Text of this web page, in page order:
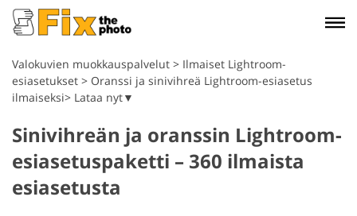
Valokuvien muokkauspalvelut > Ilmaiset Lightroom-
esiasetukset > Oranssi ja sinivihreä Lightroom-esiasetus
ilmaiseksi> Lataa nyt▼
Sinivihreän ja oranssin Lightroom-
esiasetuspaketti – 360 ilmaista
esiasetusta